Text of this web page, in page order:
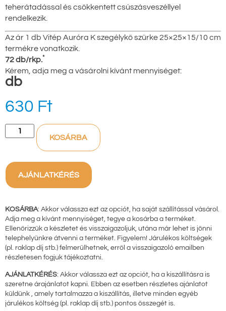
teherátadással és csökkentett csúszásveszéllyel
rendelkezik.
Az ár 1 db Vitép Auróra K szegélykő szürke 25×25×15/10 cm
termékre vonatkozik.
72 db/rkp.*
Kérem, adja meg a vásárolni kívánt mennyiséget:
db
630 Ft
KOSÁRBA
AJÁNLATKÉRÉS
KOSÁRBA: Akkor válassza ezt az opciót, ha saját szállítással vásárol.
Adja meg a kívánt mennyiséget, tegye a kosárba a terméket.
Ellenőrizzük a készletet és visszaigazoljuk, utána már lehet is jönni
telephelyünkre átvenni a terméket. Figyelem! Járulékos költségek
(pl. raklap díj stb.) felmerülhetnek, erről a visszaigazoló emailben
részletesen fogjuk tájékoztatni.
AJÁNLATKÉRÉS: Akkor válassza ezt az opciót, ha a kiszállításra is
szeretne árajánlatot kapni. Ebben az esetben részletes ajánlatot
küldünk , amely tartalmazza a kiszállítás, illetve minden egyéb
járulékos költség (pl. raklap díj stb.) pontos összegét is.